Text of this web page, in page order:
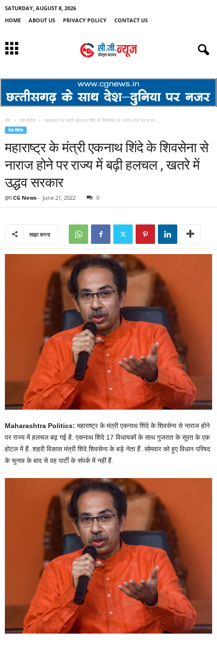
SATURDAY, AUGUST 8, 2026
HOME
ABOUT US PRIVACY POLICY CONTACT US
होम देश-विदेश महाराष्ट्र के मंत्री एकनाथ शिंदे के शिवसेना से नाराज होने पर राज्य...
देश-विदेश
महाराष्ट्र के मंत्री एकनाथ शिंदे के शिवसेना से
नाराज होने पर राज्य में बढ़ी हलचल , खतरे में
उद्धव सरकार
द्वारा CG News - June 21, 2022 0
साझा करना
Maharashtra Politics: महाराष्ट्र के मंत्री एकनाथ शिंदे के शिवसेना से नाराज होने
पर राज्य में हलचल बढ़ गई है. एकनाथ शिंदे 17 विधायकों के साथ गुजरात के सूरत के एक
होटल में हैं. शहरी विकास मंत्री शिंदे शिवसेना के बड़े नेता हैं. सोमवार को हुए विधान परिषद
के चुनाव के बाद से वह पार्टी के संपर्क में नहीं हैं.